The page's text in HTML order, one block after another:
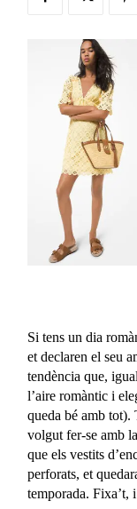
Si tens un dia
et declaren el seu
tendència que,
l’aire romàntic i
queda bé amb tot).
volgut fer-se amb
que els vestits
perforats, et
temporada. Fixa’t,